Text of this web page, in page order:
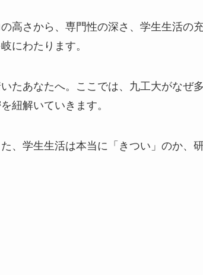
高さから、専門性の深さ、学生生活の
にわたります。
たあなたへ。ここでは、九工大がなぜ
紐解いていきます。
、学生生活は本当に「きつい」のか、